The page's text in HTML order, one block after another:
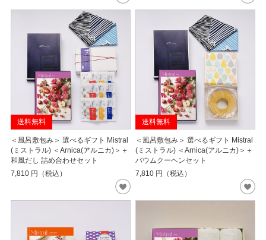
送料無料
＜風呂敷包み＞ 選べるギフト Mistral
(ミストラル) ＜Arnica(アルニカ)＞＋
和風だし 詰め合わせセット
7,810 円（税込）
送料無料
＜風呂敷包み＞ 選べるギフト Mistral
(ミストラル) ＜Arnica(アルニカ)＞＋
バウムクーヘンセット
7,810 円（税込）